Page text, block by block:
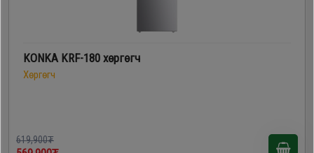
KONKA KRF-180 хөргөгч
Хөргөгч
619,900₮